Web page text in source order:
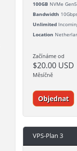
100GB NVMe
Bandwidth
Unlimited
Location
Začínáme od
$20.00 USD
Měsíčně
Objednat
VPS-Plan 3